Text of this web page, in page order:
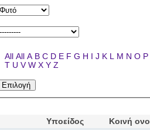
All All A B C D E F G H I J K L M N O P
T U V W X Y Z
Υποείδος
Κοινή